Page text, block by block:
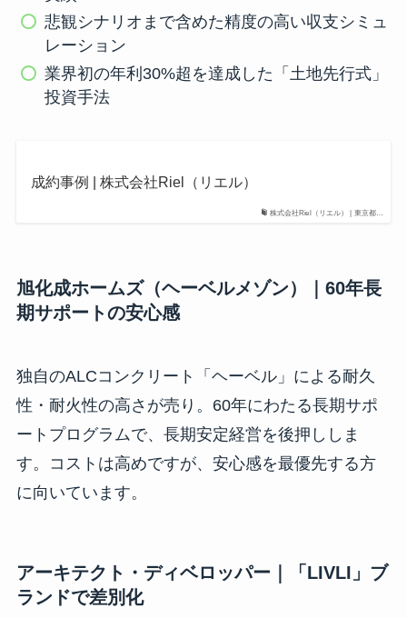
悲観シナリオまで含めた精度の高い収支シミュ
レーション
業界初の年利30%超を達成した「土地先行式」
投資手法
株式会社Riel（リエル） | 東京都…
成約事例 | 株式会社Riel（リエル）
旭化成ホームズ（ヘーベルメゾン）｜60年長
期サポートの安心感
独自のALCコンクリート「ヘーベル」による耐久
性・耐火性の高さが売り。60年にわたる長期サポ
ートプログラムで、長期安定経営を後押ししま
す。コストは高めですが、安心感を最優先する方
に向いています。
アーキテクト・ディベロッパー｜「LIVLI」ブ
ランドで差別化